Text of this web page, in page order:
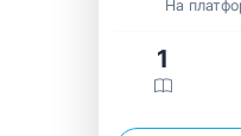
На
1